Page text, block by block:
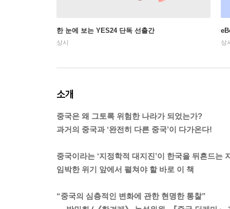
한 눈에 보는 YES24 단독 선출간
상시 상
소개
중국은 왜 그토록 위험한 나라가 되었는가?
과거의 중국과 ‘완전히 다른 중국’이 다가온다!
중국이라는 ‘지정학적 대지진’이 한국을 뒤흔드는
임박한 위기 앞에서 펼쳐야 할 바로 이 책
“중국의 심층적인 변화에 관한 현명한 통찰”